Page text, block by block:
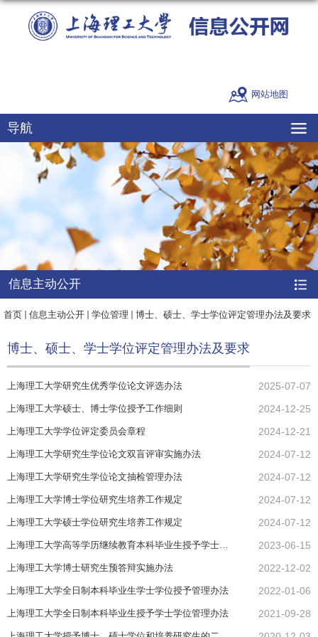
网站地图
导航
信息主动公开
首页 信息主动公开 学位管理 博士、硕士、学士学位评定管理办法及要求
博士、硕士、学士学位评定管理办法及要求
上海理工大学研究生优秀学位论文评选办法 2025-07-07
上海理工大学硕士、博士学位授予工作细则 2024-12-25
上海理工大学学位评定委员会章程 2024-12-21
上海理工大学研究生学位论文双盲评审实施办法 2024-07-12
上海理工大学研究生学位论文抽检管理办法 2024-07-12
上海理工大学博士学位研究生培养工作规定 2024-07-12
上海理工大学硕士学位研究生培养工作规定 2024-07-12
2023-06-15
上海理工大学博士研究生预答辩实施办法 2022-12-02
上海理工大学全日制本科毕业生学士学位授予管理办法 2022-01-06
上海理工大学全日制本科毕业生授予学士学位管理办法 2021-09-28